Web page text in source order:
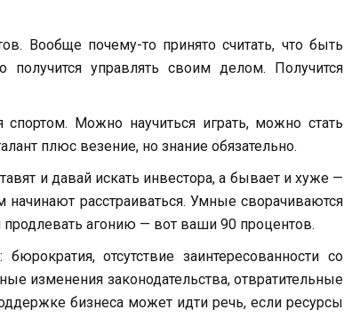
Вообще почему-то принято считать, что быть
управлять своим делом. Получится
Можно научиться играть, можно стать
плюс везение, но знание обязательно.
и давай искать инвестора, а бывает и хуже —
расстраиваться. Умные сворачиваются
агонию — вот ваши 90 процентов.
отсутствие заинтересованности со
изменения законодательства, отвратительные
бизнеса может идти речь, если ресурсы